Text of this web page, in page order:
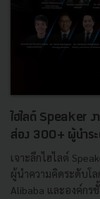
ไฮไลต์ Speaker
ส่อง 300+ ผู้นำร
เจาะลึกไฮไลต์
ผู้นำความคิดระดับโล
Alibaba และองค์ก